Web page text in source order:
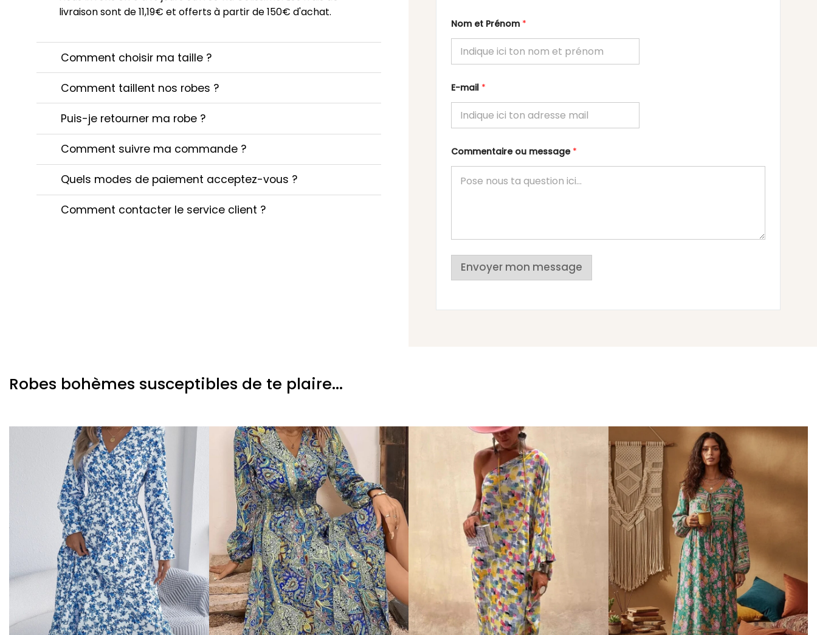
livraison sont de 11,19€ et offerts à partir de 150€ d'achat.
Comment choisir ma taille ?
Comment taillent nos robes ?
Puis-je retourner ma robe ?
Comment suivre ma commande ?
Quels modes de paiement acceptez-vous ?
Comment contacter le service client ?
Nom et Prénom *
E-mail *
Commentaire ou message *
Envoyer mon message
Robes bohèmes susceptibles de te plaire...